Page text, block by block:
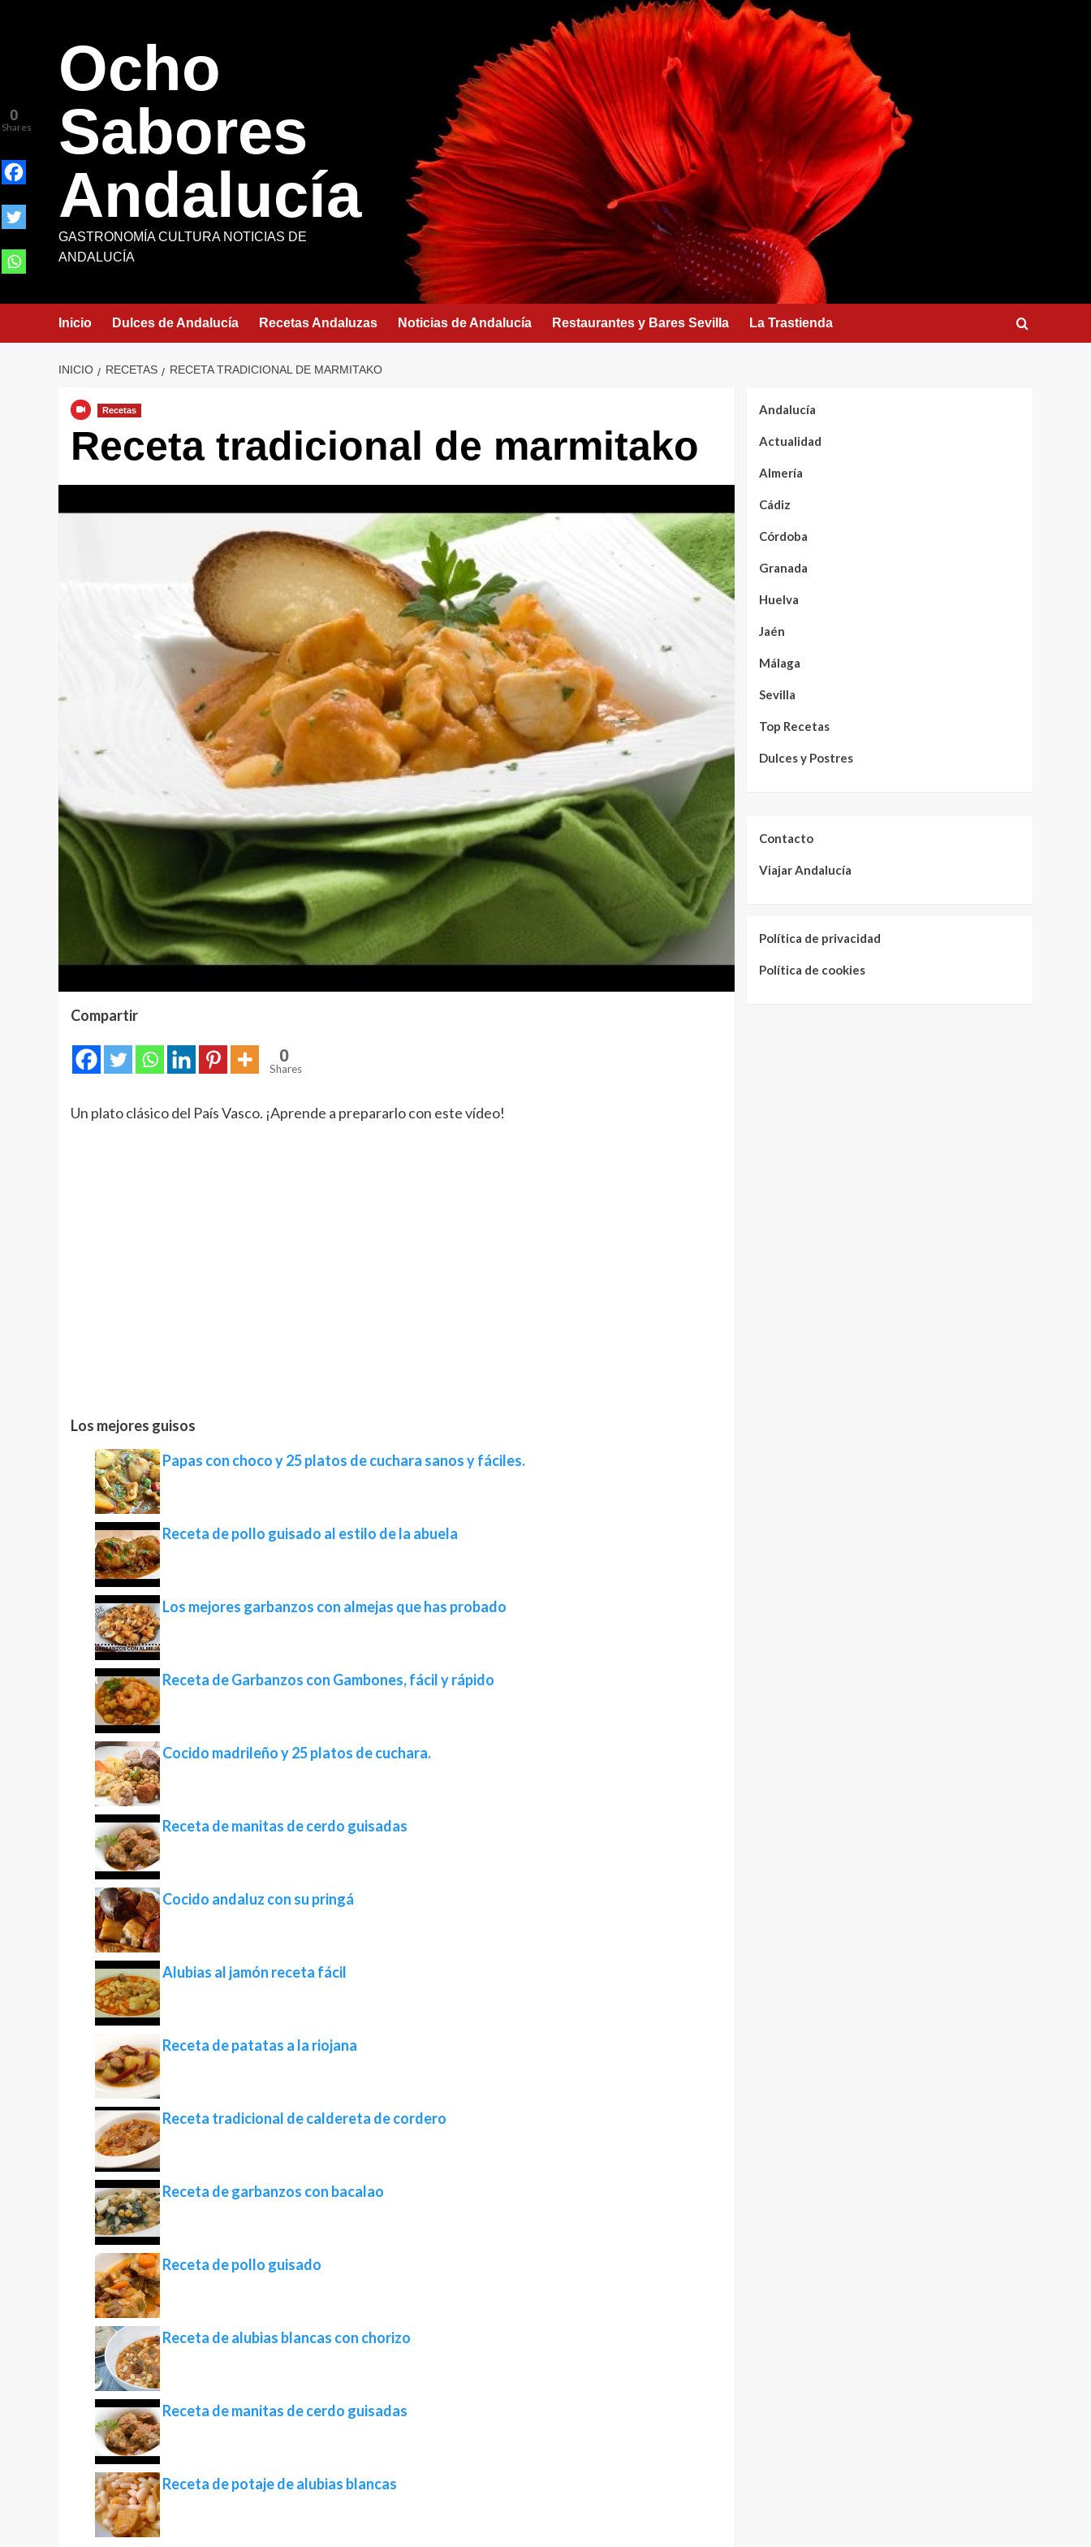
Ocho
Sabores
Andalucía
GASTRONOMÍA CULTURA NOTICIAS DE
ANDALUCÍA
Inicio Dulces de Andalucía Recetas Andaluzas Noticias de Andalucía Restaurantes y Bares Sevilla La Trastienda
INICIO RECETAS RECETA TRADICIONAL DE MARMITAKO
Recetas
Receta tradicional de marmitako
Compartir
0
Shares
Un plato clásico del País Vasco. ¡Aprende a prepararlo con este vídeo!
Los mejores guisos
Papas con choco y 25 platos de cuchara sanos y fáciles.
Receta de pollo guisado al estilo de la abuela
Los mejores garbanzos con almejas que has probado
Receta de Garbanzos con Gambones, fácil y rápido
Cocido madrileño y 25 platos de cuchara.
Receta de manitas de cerdo guisadas
Cocido andaluz con su pringá
Alubias al jamón receta fácil
Receta de patatas a la riojana
Receta tradicional de caldereta de cordero
Receta de garbanzos con bacalao
Receta de pollo guisado
Receta de alubias blancas con chorizo
Receta de manitas de cerdo guisadas
Receta de potaje de alubias blancas
0
Shares
Andalucía
Actualidad
Almería
Cádiz
Córdoba
Granada
Huelva
Jaén
Málaga
Sevilla
Top Recetas
Dulces y Postres
Contacto
Viajar Andalucía
Política de privacidad
Política de cookies